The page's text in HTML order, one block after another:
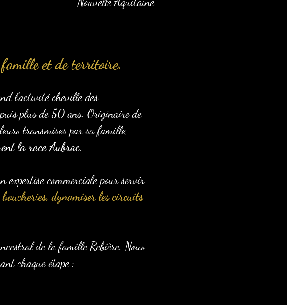
et de territoire.
l’activité cheville des
plus de 50 ans. Originaire de
transmises par sa famille,
la race Aubrac.
expertise commerciale pour servir
dynamiser les circuits
de la famille Rebière. Nous
chaque étape :